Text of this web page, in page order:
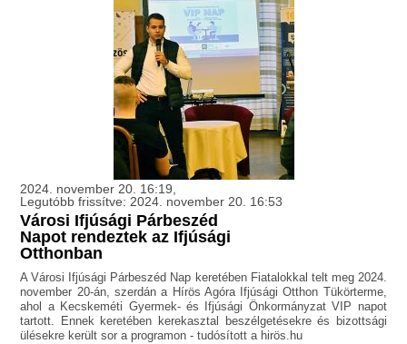
2024. november 20. 16:19,
Legutóbb frissítve: 2024. november 20. 16:53
Városi Ifjúsági Párbeszéd
Napot rendeztek az Ifjúsági
Otthonban
A Városi Ifjúsági Párbeszéd Nap keretében Fiatalokkal telt meg 2024.
november 20-án, szerdán a Hírös Agóra Ifjúsági Otthon Tükörterme,
ahol a Kecskeméti Gyermek- és Ifjúsági Önkormányzat VIP napot
tartott. Ennek keretében kerekasztal beszélgetésekre és bizottsági
ülésekre került sor a programon - tudósított a hirös.hu